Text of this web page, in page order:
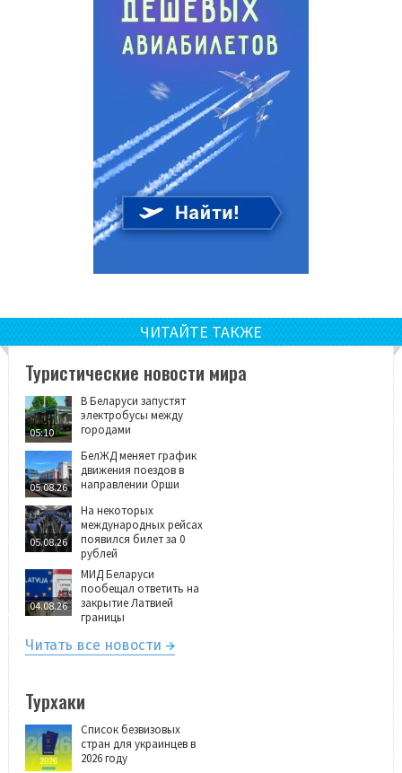
ЧИТАЙТЕ ТАКЖЕ
Туристические новости мира
05:10
В Беларуси запустят
электробусы между
городами
05.08.26
БелЖД меняет график
движения поездов в
направлении Орши
05.08.26
На некоторых
международных рейсах
появился билет за 0
рублей
04.08.26
МИД Беларуси
пообещал ответить на
закрытие Латвией
границы
Читать все новости
Турхаки
Список безвизовых
стран для украинцев в
2026 году